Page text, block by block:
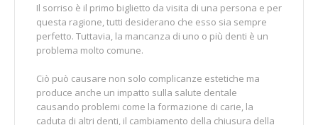
Il sorriso è il primo biglietto da visita di una persona e per
questa ragione, tutti desiderano che esso sia sempre
perfetto. Tuttavia, la mancanza di uno o più denti è un
problema molto comune.
Ciò può causare non solo complicanze estetiche ma
produce anche un impatto sulla salute dentale
causando problemi come la formazione di carie, la
caduta di altri denti, il cambiamento della chiusura della